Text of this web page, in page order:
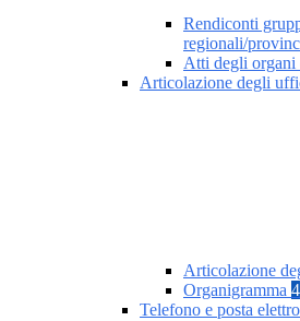
Rendiconti
regionali/
Atti degli
Articolazione degli
Articolazione
Organigramma 4
Telefono e posta